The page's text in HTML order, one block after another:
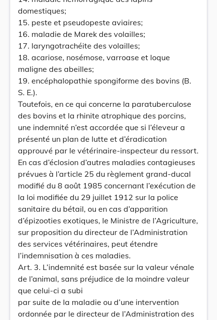
domestiques;
15. peste et pseudopeste aviaires;
16. maladie de Marek des volailles;
17. laryngotrachéite des volailles;
18. acariose, nosémose, varroase et loque
maligne des abeilles;
19. encéphalopathie spongiforme des bovins (B.
S. E.).
Toutefois, en ce qui concerne la paratuberculose
des bovins et la rhinite atrophique des porcins,
une indemnité n’est accordée que si l’éleveur a
présenté un plan de lutte et d’éradication
approuvé par le vétérinaire-inspecteur du ressort.
En cas d’éclosion d’autres maladies contagieuses
prévues à l’article 25 du règlement grand-ducal
modifié du 8 août 1985 concernant l’exécution de
la loi modifiée du 29 juillet 1912 sur la police
sanitaire du bétail, ou en cas d’apparition
d’épizooties exotiques, le Ministre de l’Agriculture,
sur proposition du directeur de l’Administration
des services vétérinaires, peut étendre
l’indemnisation à ces maladies.
Art. 3. L’indemnité est basée sur la valeur vénale
de l’animal, sans préjudice de la moindre valeur
que celui-ci a subi
par suite de la maladie ou d’une intervention
ordonnée par le directeur de l’Administration des